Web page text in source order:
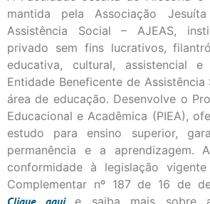
mantida pela Associação
Assistência Social – AJEAS,
privado sem fins lucrativos,
educativa, cultural, assistencial
Entidade Beneficente de Assistência
área de educação. Desenvolve o
Educacional e Acadêmica (PIEA),
estudo para ensino superior,
permanência e a aprendizagem.
conformidade à legislação
Complementar nº 187 de 16 de
Cliqueaqui e saiba mais sobre